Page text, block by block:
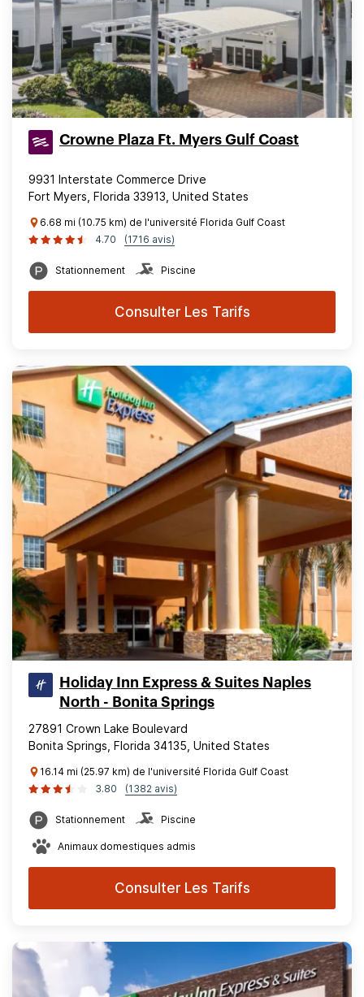
Crowne Plaza Ft. Myers Gulf Coast
9931 Interstate Commerce Drive
Fort Myers, Florida 33913, United States
6.68 mi (10.75 km) de l'université Florida Gulf Coast
4.70
(1716 avis)
Stationnement Piscine
Consulter Les Tarifs
Holiday Inn Express & Suites Naples
North - Bonita Springs
27891 Crown Lake Boulevard
Bonita Springs, Florida 34135, United States
16.14 mi (25.97 km) de l'université Florida Gulf Coast
3.80
(1382 avis)
Stationnement Piscine
Animaux domestiques admis
Consulter Les Tarifs